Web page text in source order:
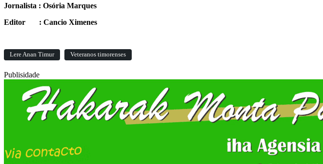
Jornalista : Osória Marques
Editor : Cancio Ximenes
Lere Anan Timur Veteranos timorenses
Publisidade